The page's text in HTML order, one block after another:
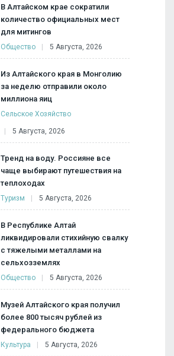
В Алтайском крае сократили
количество официальных мест
для митингов
Общество 5 Августа, 2026
Из Алтайского края в Монголию
за неделю отправили около
миллиона яиц
Сельское Хозяйство
5 Августа, 2026
Тренд на воду. Россияне все
чаще выбирают путешествия на
теплоходах
Туризм 5 Августа, 2026
В Республике Алтай
ликвидировали стихийную свалку
с тяжелыми металлами на
сельхозземлях
Общество 5 Августа, 2026
Музей Алтайского края получил
более 800 тысяч рублей из
федерального бюджета
Культура 5 Августа, 2026